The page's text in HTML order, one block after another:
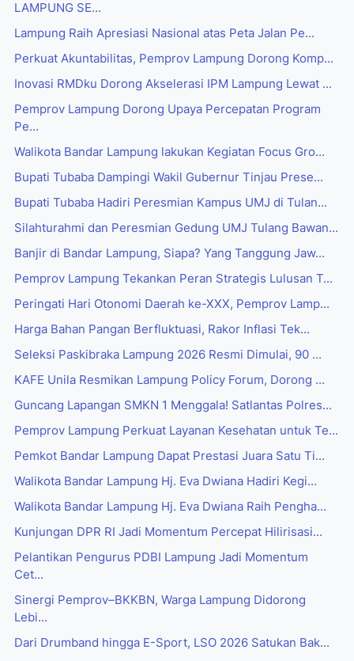
LAMPUNG SE...
Lampung Raih Apresiasi Nasional atas Peta Jalan Pe...
Perkuat Akuntabilitas, Pemprov Lampung Dorong Komp...
Inovasi RMDku Dorong Akselerasi IPM Lampung Lewat ...
Pemprov Lampung Dorong Upaya Percepatan Program
Pe...
Walikota Bandar Lampung lakukan Kegiatan Focus Gro...
Bupati Tubaba Dampingi Wakil Gubernur Tinjau Prese...
Bupati Tubaba Hadiri Peresmian Kampus UMJ di Tulan...
Silahturahmi dan Peresmian Gedung UMJ Tulang Bawan...
Banjir di Bandar Lampung, Siapa? Yang Tanggung Jaw...
Pemprov Lampung Tekankan Peran Strategis Lulusan T...
Peringati Hari Otonomi Daerah ke-XXX, Pemprov Lamp...
Harga Bahan Pangan Berfluktuasi, Rakor Inflasi Tek...
Seleksi Paskibraka Lampung 2026 Resmi Dimulai, 90 ...
‎KAFE Unila Resmikan Lampung Policy Forum, Dorong ...
Guncang Lapangan SMKN 1 Menggala! Satlantas Polres...
Pemprov Lampung Perkuat Layanan Kesehatan untuk Te...
Pemkot Bandar Lampung Dapat Prestasi Juara Satu Ti...
Walikota Bandar Lampung Hj. Eva Dwiana Hadiri Kegi...
Walikota Bandar Lampung Hj. Eva Dwiana Raih Pengha...
Kunjungan DPR RI Jadi Momentum Percepat Hilirisasi...
Pelantikan Pengurus PDBI Lampung Jadi Momentum
Cet...
Sinergi Pemprov–BKKBN, Warga Lampung Didorong
Lebi...
Dari Drumband hingga E-Sport, LSO 2026 Satukan Bak...